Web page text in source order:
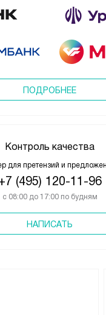
ПОДРОБНЕЕ
Контроль качества
для претензий и
(495) 120-11-96
с 08:00 до 17:00 по будням
НАПИСАТЬ